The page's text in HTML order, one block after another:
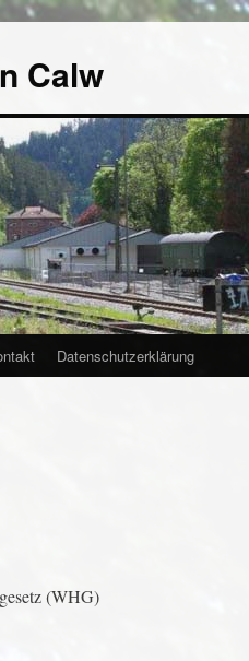
Calw
Datenschutzerklärung
(WHG)